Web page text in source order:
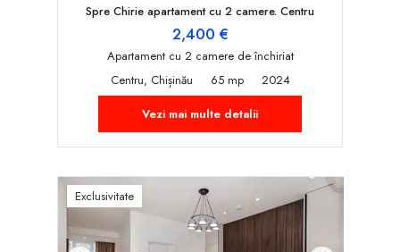
Spre Chirie apartament cu 2 camere. Centru
2,400 €
Apartament cu 2 camere de închiriat
Centru, Chișinău
65 mp
2024
Vezi mai multe detalii
Exclusivitate